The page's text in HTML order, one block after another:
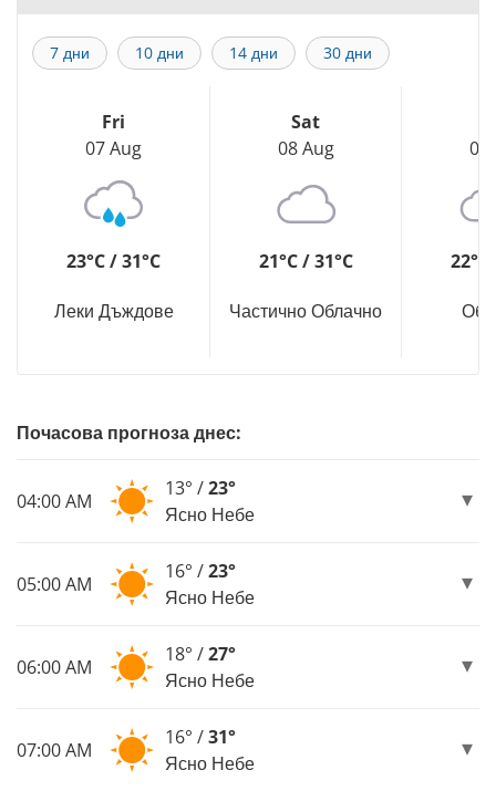
7 дни 10 дни 14 дни 30 дни
Fri
07 Aug
23°C / 31°C
Леки Дъждове
Sat
08 Aug
21°C / 31°C
Частично Облачно
09
22°C
Почасова прогноза днес:
04:00 AM
13° /23°
Ясно Небе
05:00 AM
16° /23°
Ясно Небе
06:00 AM
18° /27°
Ясно Небе
07:00 AM
16° /31°
Ясно Небе